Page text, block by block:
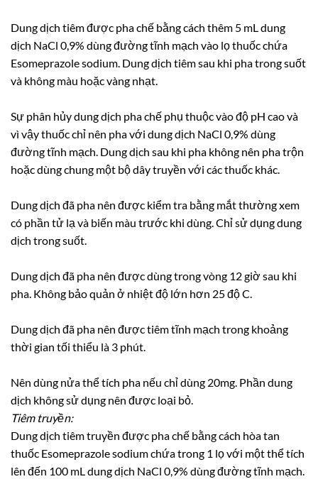
Dung dịch tiêm được pha chế bằng cách thêm 5 mL dung
dịch NaCl 0,9% dùng đường tĩnh mạch vào lọ thuốc chứa
Esomeprazole sodium. Dung dịch tiêm sau khi pha trong suốt
và không màu hoặc vàng nhạt.
Sự phân hủy dung dịch pha chế phụ thuộc vào độ pH cao và
vì vậy thuốc chỉ nên pha với dung dịch NaCl 0,9% dùng
đường tĩnh mạch. Dung dịch sau khi pha không nên pha trộn
hoặc dùng chung một bộ dây truyền với các thuốc khác.
Dung dịch đã pha nên được kiểm tra bằng mắt thường xem
có phần tử lạ và biến màu trước khi dùng. Chỉ sử dụng dung
dịch trong suốt.
Dung dịch đã pha nên được dùng trong vòng 12 giờ sau khi
pha. Không bảo quản ở nhiệt độ lớn hơn 25 độ C.
Dung dịch đã pha nên được tiêm tĩnh mạch trong khoảng
thời gian tối thiểu là 3 phút.
Nên dùng nửa thể tích pha nếu chỉ dùng 20mg. Phần dung
dịch không sử dụng nên được loại bỏ.
Tiêm truyền:
Dung dịch tiêm truyền được pha chế bằng cách hòa tan
thuốc Esomeprazole sodium chứa trong 1 lọ với một thể tích
lên đến 100 mL dung dịch NaCl 0,9% dùng đường tĩnh mạch.